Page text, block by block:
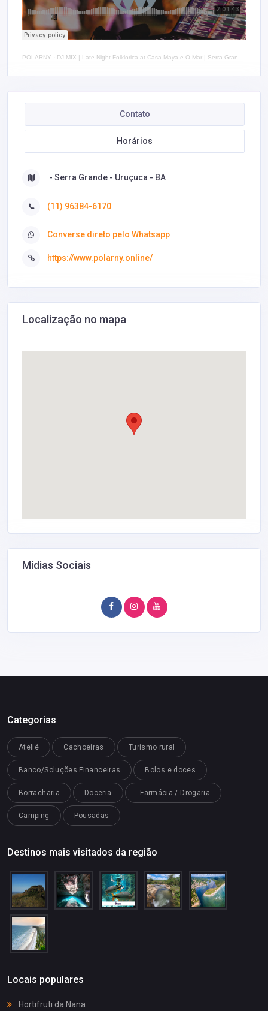
POLARNY · DJ MIX | Late Night Folklorica at Casa Maya e O Mar | Serra Grande, Brazil 2021
Contato
Horários
- Serra Grande - Uruçuca - BA
(11) 96384-6170
Converse direto pelo Whatsapp
https://www.polarny.online/
Localização no mapa
Mídias Sociais
Categorias
Ateliê Cachoeiras Turismo rural
Banco/Soluções Financeiras Bolos e doces
Borracharia Doceria - Farmácia / Drogaria
Camping Pousadas
Destinos mais visitados da região
Locais populares
Hortifruti da Nana